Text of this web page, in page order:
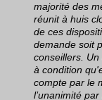
majorité des
réunit à huis
de ces
demande soit
conseillers.
à condition
compte par le
l’unanimité